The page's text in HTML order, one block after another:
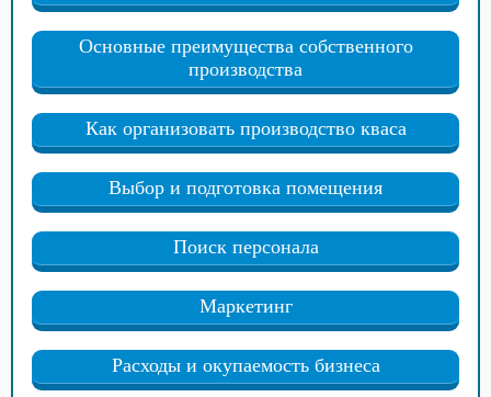
Основные преимущества собственного
производства
Как организовать производство кваса
Выбор и подготовка помещения
Поиск персонала
Маркетинг
Расходы и окупаемость бизнеса